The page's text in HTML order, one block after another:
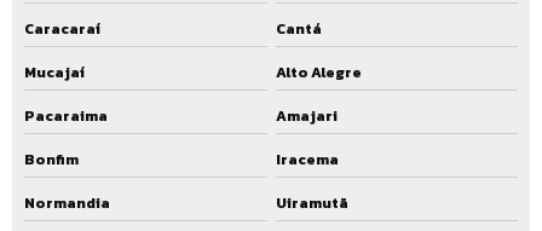
Caracaraí
Cantá
Mucajaí
Alto Alegre
Pacaraima
Amajari
Bonfim
Iracema
Normandia
Uiramutã